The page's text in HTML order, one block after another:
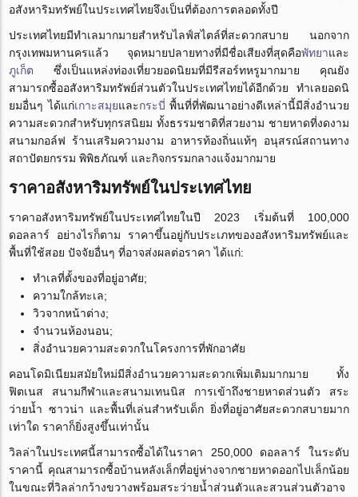
อสังหาริมทรัพย์ในประเทศไทยจึงเป็นที่ต้องการตลอดทั้งปี
ประเทศไทยมีทำเลมากมายสำหรับไลฟ์สไตล์ที่สะดวกสบาย นอกจาก
กรุงเทพมหานครแล้ว จุดหมายปลายทางที่มีชื่อเสียงที่สุดคือพัทยาและ
ภูเก็ต ซึ่งเป็นแหล่งท่องเที่ยวยอดนิยมที่มีรีสอร์ทหรูมากมาย คุณยัง
สามารถซื้ออสังหาริมทรัพย์ส่วนตัวในประเทศไทยได้อีกด้วย ทำเลยอดนิ
ยมอื่นๆ ได้แก่เกาะสมุยและกระบี่ พื้นที่ที่พัฒนาอย่างดีเหล่านี้มีสิ่งอำนวย
ความสะดวกสำหรับทุกรสนิยม ทั้งธรรมชาติที่สวยงาม ชายหาดที่งดงาม
สนามกอล์ฟ ร้านเสริมความงาม อาหารท้องถิ่นแท้ๆ อนุสรณ์สถานทาง
สถาปัตยกรรม พิพิธภัณฑ์ และกิจกรรมกลางแจ้งมากมาย
ราคาอสังหาริมทรัพย์ในประเทศไทย
ราคาอสังหาริมทรัพย์ในประเทศไทยในปี 2023 เริ่มต้นที่ 100,000
ดอลลาร์ อย่างไรก็ตาม ราคาขึ้นอยู่กับประเภทของอสังหาริมทรัพย์และ
พื้นที่ใช้สอย ปัจจัยอื่นๆ ที่อาจส่งผลต่อราคา ได้แก่:
ทำเลที่ตั้งของที่อยู่อาศัย;
ความใกล้ทะเล;
วิวจากหน้าต่าง;
จำนวนห้องนอน;
สิ่งอำนวยความสะดวกในโครงการที่พักอาศัย
คอนโดมิเนียมสมัยใหม่มีสิ่งอำนวยความสะดวกเพิ่มเติมมากมาย ทั้ง
ฟิตเนส สนามกีฬาและสนามเทนนิส การเข้าถึงชายหาดส่วนตัว สระ
ว่ายน้ำ ซาวน่า และพื้นที่เล่นสำหรับเด็ก ยิ่งที่อยู่อาศัยสะดวกสบายมาก
เท่าใด ราคาก็ยิ่งสูงขึ้นเท่านั้น
วิลล่าในประเทศนี้สามารถซื้อได้ในราคา 250,000 ดอลลาร์ ในระดับ
ราคานี้ คุณสามารถซื้อบ้านหลังเล็กที่อยู่ห่างจากชายหาดออกไปเล็กน้อย
ในขณะที่วิลล่ากว้างขวางพร้อมสระว่ายน้ำส่วนตัวและสวนส่วนตัวอาจ